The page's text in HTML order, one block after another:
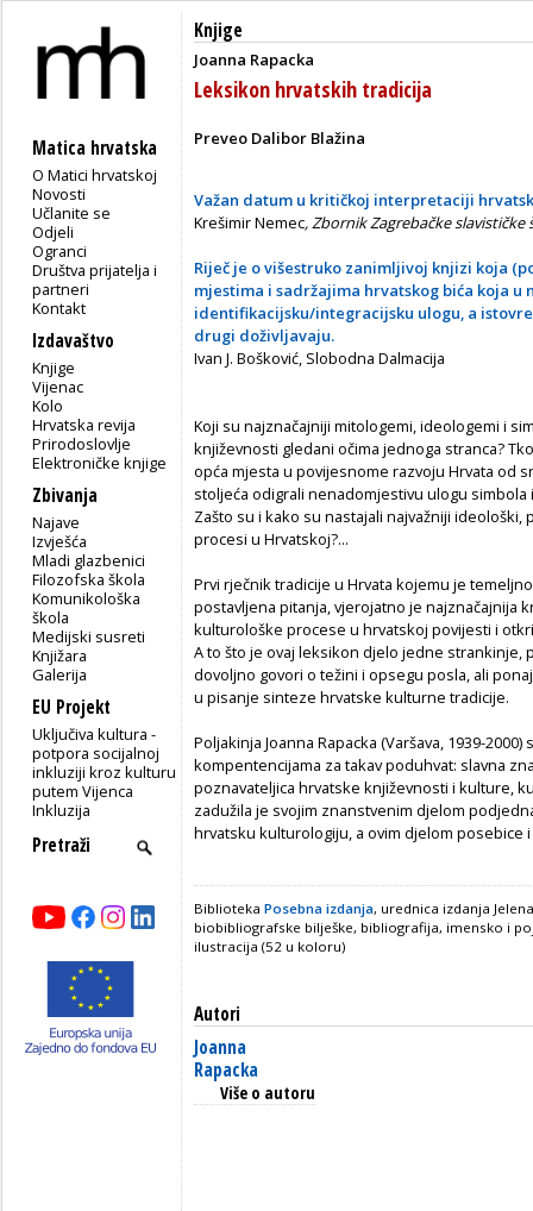
Matica hrvatska
O Matici hrvatskoj
Novosti
Učlanite se
Odjeli
Ogranci
Društva prijatelja i
partneri
Kontakt
Izdavaštvo
Knjige
Vijenac
Kolo
Hrvatska revija
Prirodoslovlje
Elektroničke knjige
Zbivanja
Najave
Izvješća
Mladi glazbenici
Filozofska škola
Komunikološka
škola
Medijski susreti
Knjižara
Galerija
EU Projekt
Uključiva kultura -
potpora socijalnoj
inkluziji kroz kulturu
putem Vijenca
Inkluzija
Knjige
Joanna Rapacka
Leksikon hrvatskih tradicija
Preveo Dalibor Blažina
Važan datum u kritičkoj interpretaciji
Krešimir Nemec, Zbornik Zagrebačke slavističke
Riječ je o višestruko zanimljivoj knjizi koja
mjestima i sadržajima hrvatskog bića koja
identifikacijsku/integracijsku ulogu, a
drugi doživljavaju.
Ivan J. Bošković, Slobodna Dalmacija
Koji su najznačajniji mitologemi, ideologemi i
književnosti gledani očima jednoga stranca?
opća mjesta u povijesnome razvoju Hrvata od
stoljeća odigrali nenadomjestivu ulogu
Zašto su i kako su nastajali najvažniji
procesi u Hrvatskoj?...
Prvi rječnik tradicije u Hrvata kojemu je
postavljena pitanja, vjerojatno je najznačajnija
kulturološke procese u hrvatskoj povijesti i
A to što je ovaj leksikon djelo jedne
dovoljno govori o težini i opsegu posla, ali
u pisanje sinteze hrvatske kulturne tradicije.
Poljakinja Joanna Rapacka (Varšava, 1939-
kompentencijama za takav poduhvat: slavna
poznavateljica hrvatske književnosti i kulture,
zadužila je svojim znanstvenim djelom
hrvatsku kulturologiju, a ovim djelom posebice
Biblioteka Posebna izdanja, urednica izdanja
biobibliografske bilješke, bibliografija, imensko i
ilustracija (52 u koloru)
Autori
Joanna
Rapacka
Više o autoru